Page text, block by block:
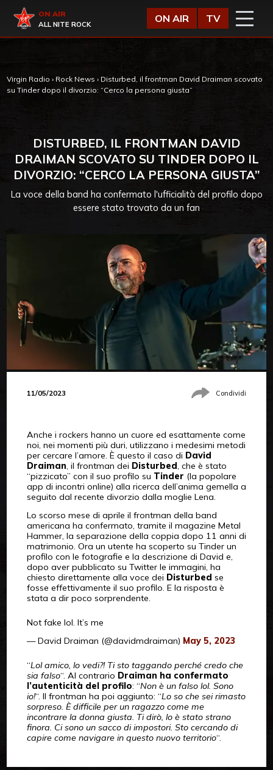
Virgin Radio
ON AIR
ALL NITE ROCK
ON AIR TV
Virgin Radio › Rock News › Disturbed, il frontman David Draiman scovato
su Tinder dopo il divorzio: “Cerco la persona giusta”
DISTURBED, IL FRONTMAN DAVID
DRAIMAN SCOVATO SU TINDER DOPO IL
DIVORZIO: “CERCO LA PERSONA GIUSTA”
La voce della band ha confermato l'ufficialità del profilo dopo
essere stato trovato da un fan
11/05/2023 Condividi
Anche i rockers hanno un cuore ed esattamente come
noi, nei momenti più duri, utilizzano i medesimi metodi
per cercare l’amore. È questo il caso di David
Draiman, il frontman dei Disturbed, che è stato
“pizzicato” con il suo profilo su Tinder (la popolare
app di incontri online) alla ricerca dell’anima gemella a
seguito dal recente divorzio dalla moglie Lena.
Lo scorso mese di aprile il frontman della band
americana ha confermato, tramite il magazine Metal
Hammer, la separazione della coppia dopo 11 anni di
matrimonio. Ora un utente ha scoperto su Tinder un
profilo con le fotografie e la descrizione di David e,
dopo aver pubblicato su Twitter le immagini, ha
chiesto direttamente alla voce dei Disturbed se
fosse effettivamente il suo profilo. E la risposta è
stata a dir poco sorprendente.
Not fake lol. It’s me
— David Draiman (@davidmdraiman) May 5, 2023
“Lol amico, lo vedi?! Ti sto taggando perché credo che
sia falso“. Al contrario Draiman ha confermato
l’autenticità del profilo: “Non è un falso lol. Sono
io!“. Il frontman ha poi aggiunto: “Lo so che sei rimasto
sorpreso. È difficile per un ragazzo come me
incontrare la donna giusta. Ti dirò, lo è stato strano
finora. Ci sono un sacco di impostori. Sto cercando di
capire come navigare in questo nuovo territorio“.